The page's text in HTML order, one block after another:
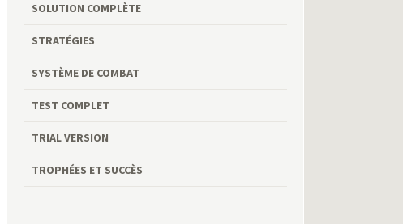
SOLUTION COMPLÈTE
STRATÉGIES
SYSTÈME DE COMBAT
TEST COMPLET
TRIAL VERSION
TROPHÉES ET SUCCÈS